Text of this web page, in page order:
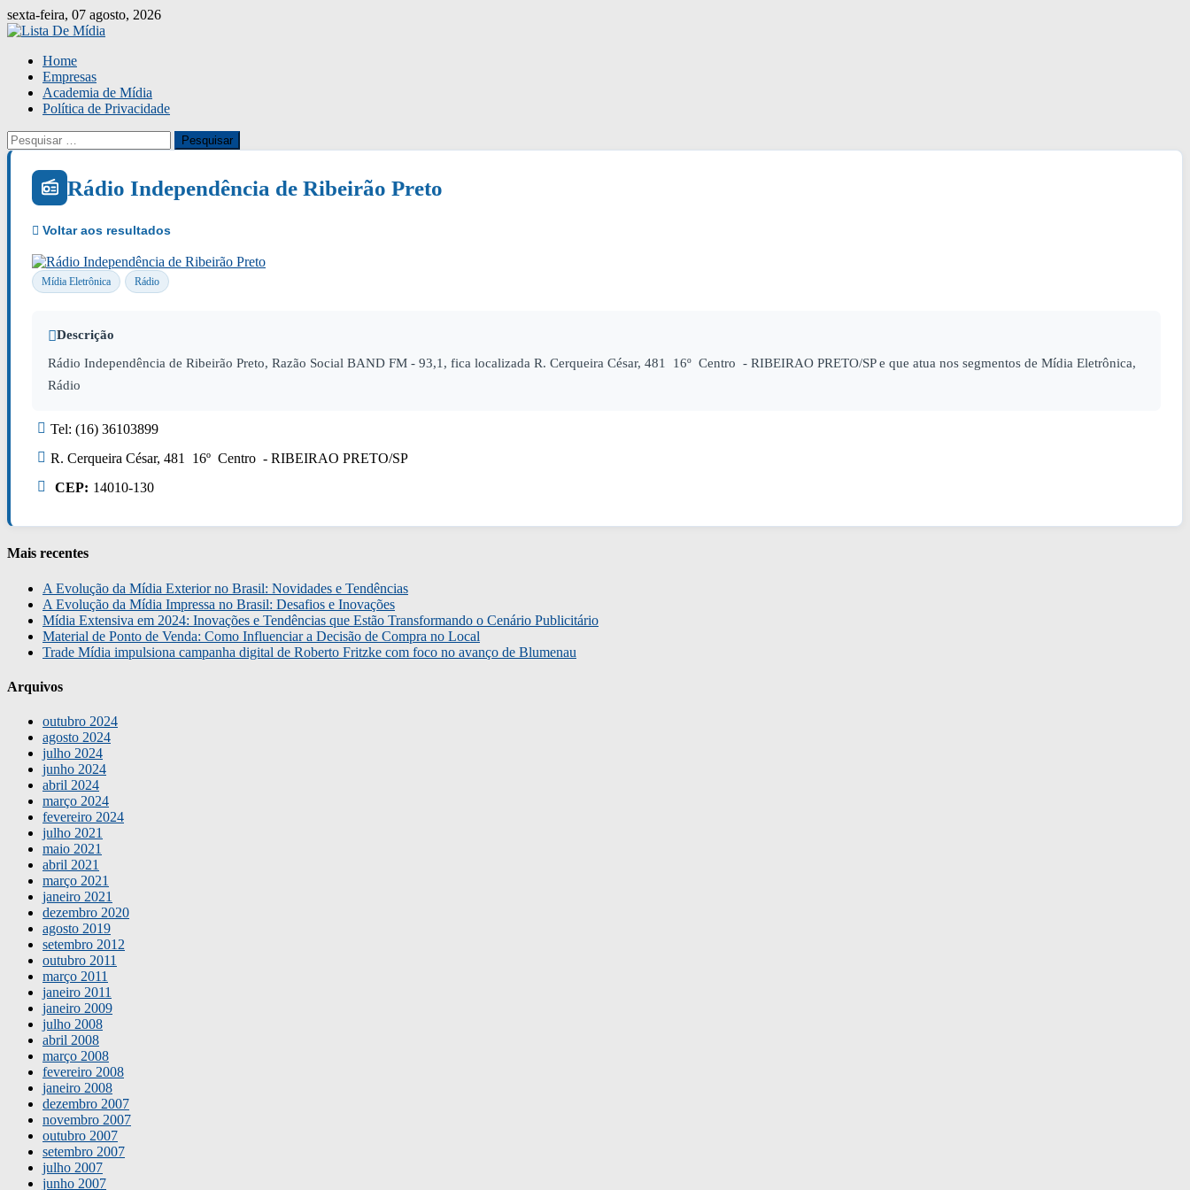
Skip
to
sexta-feira, 07 agosto, 2026
Home
Empresas
Academia de Mídia
Política de Privacidade
Pesquisar
por:
Rádio Independência de Ribeirão Preto
Mídia Eletrônica Rádio
Descrição
Rádio Independência de Ribeirão Preto, Razão Social BAND FM - 93,1, fica localizada R. Cerqueira César, 481 16º Centro - RIBEIRAO PRETO/SP e que atua nos segmentos de Mídia Eletrônica,
Rádio
Tel: (16) 36103899
R. Cerqueira César, 481 16º Centro - RIBEIRAO PRETO/SP
CEP: 14010-130
Mais recentes
A Evolução da Mídia Exterior no Brasil: Novidades e Tendências
A Evolução da Mídia Impressa no Brasil: Desafios e Inovações
Mídia Extensiva em 2024: Inovações e Tendências que Estão Transformando o Cenário Publicitário
Material de Ponto de Venda: Como Influenciar a Decisão de Compra no Local
Trade Mídia impulsiona campanha digital de Roberto Fritzke com foco no avanço de Blumenau
Arquivos
outubro 2024
agosto 2024
julho 2024
junho 2024
abril 2024
março 2024
fevereiro 2024
julho 2021
maio 2021
abril 2021
março 2021
janeiro 2021
dezembro 2020
agosto 2019
setembro 2012
outubro 2011
março 2011
janeiro 2011
janeiro 2009
julho 2008
abril 2008
março 2008
fevereiro 2008
janeiro 2008
dezembro 2007
novembro 2007
outubro 2007
setembro 2007
julho 2007
junho 2007